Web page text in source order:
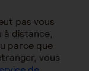
pas vous
à distance,
parce que
vous